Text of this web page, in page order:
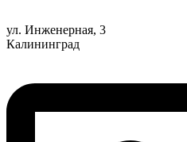
ул. Инженерная, 3
Калининград